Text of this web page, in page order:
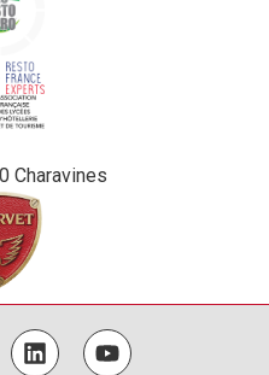
Charavines